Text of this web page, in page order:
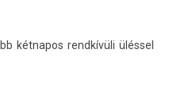
két­napos rendkívüli üléssel